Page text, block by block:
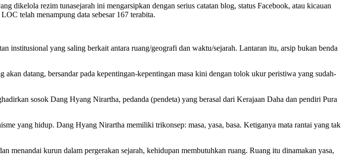
dikelola rezim tunasejarah ini mengarsipkan dengan serius catatan blog, status Facebook, atau kicauan
telah menampung data sebesar 167 terabita.
institusional yang saling berkait antara ruang/geografi dan waktu/sejarah. Lantaran itu, arsip bukan benda
datang, bersandar pada kepentingan-kepentingan masa kini dengan tolok ukur peristiwa yang sudah-
sosok Dang Hyang Nirartha, pedanda (pendeta) yang berasal dari Kerajaan Daha dan pendiri Pura
yang hidup. Dang Hyang Nirartha memiliki trikonsep: masa, yasa, basa. Ketiganya mata rantai yang tak
menandai kurun dalam pergerakan sejarah, kehidupan membutuhkan ruang. Ruang itu dinamakan yasa,